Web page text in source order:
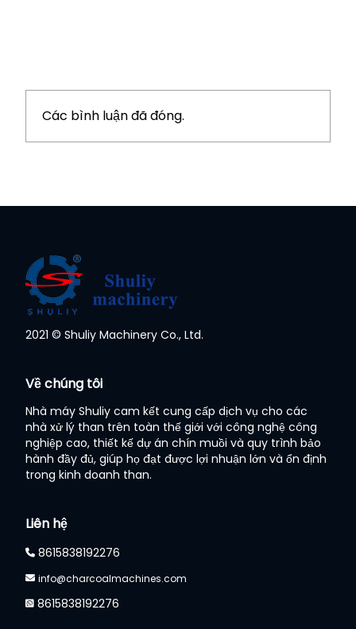
Các bình luận đã đóng.
2021 © Shuliy Machinery Co., Ltd.
Về chúng tôi
Nhà máy Shuliy cam kết cung cấp dịch vụ cho các
nhà xử lý than trên toàn thế giới với công nghệ công
nghiệp cao, thiết kế dự án chín muồi và quy trình bảo
hành đầy đủ, giúp họ đạt được lợi nhuận lớn và ổn định
trong kinh doanh than.
Liên hệ
8615838192276
info@charcoalmachines.com
8615838192276
Wechat